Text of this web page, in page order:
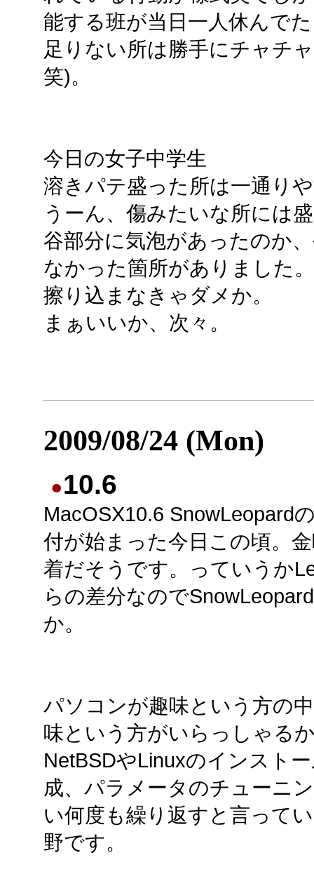
能する班が当日一人休んで
足りない所は勝手にチャチ
笑)。
今日の女子中学生
溶きパテ盛った所は一通り
うーん、傷みたいな所には
谷部分に気泡があったのか
なかった箇所がありました
擦り込まなきゃダメか。
まぁいいか、次々。
2009/08/24 (Mon)
●10.6
MacOSX10.6 SnowLeopard
付が始まった今日この頃。
着だそうです。っていうか
らの差分なので
か。
パソコンが趣味という方の
味という方がいらっしゃる
NetBSDやLinuxのインスト
成、パラメータのチューニ
い何度も繰り返すと言って
野です。